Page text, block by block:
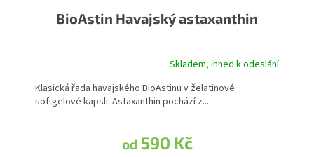
BioAstin Havajský astaxanthin
Skladem, ihned k odeslání
od590 Kč
Klasická řada havajského BioAstinu v želatinové
softgelové kapsli. Astaxanthin pochází z...